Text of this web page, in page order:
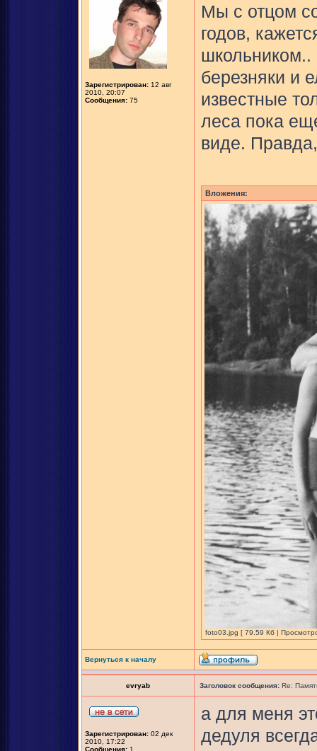
Зарегистрирован: 12 авг
2010, 20:07
Сообщения: 75
Мы с отцом
годов,
березняки и
известные
леса пока
виде.
Вложения:
foto03.jpg [ 79.59 Кб |
Вернуться к началу
evryab Заголовок сообщения: Re:
Зарегистрирован: 02 дек
2010, 17:22
Сообщения: 1
а для меня
дедуля